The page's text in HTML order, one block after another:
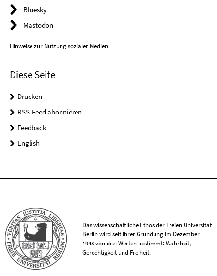
Bluesky
Mastodon
Hinweise zur Nutzung sozialer Medien
Diese Seite
Drucken
RSS-Feed abonnieren
Feedback
English
Das wissenschaftliche Ethos der Freien Universität
Berlin wird seit ihrer Gründung im Dezember
1948 von drei Werten bestimmt: Wahrheit,
Gerechtigkeit und Freiheit.